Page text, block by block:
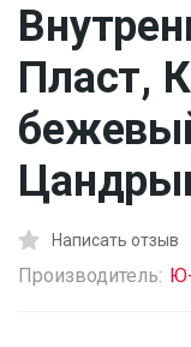
Пласт,
Написать отзыв
Производитель: